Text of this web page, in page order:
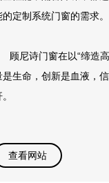
的定制系统门窗的需求。
尼诗门窗在以“缔造高
是生命，创新是血液，
查看网站